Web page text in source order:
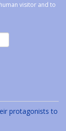
visitor and to
protagonists to